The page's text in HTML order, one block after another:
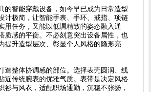
的智能穿戴设备，如今早已成为日常造型
计极简，让智能手表、手环、戒指、项链
用任务，又能以低调精致的姿态融入通
质感的平衡。不必刻意突出设备属性，也
提升造型层次、彰显个人风格的隐形亮
造整体协调感的部位。选择表壳圆润、线
近传统腕表的优雅气质。表带是决定风格
与风衣，适配职场通勤，沉稳不张扬，